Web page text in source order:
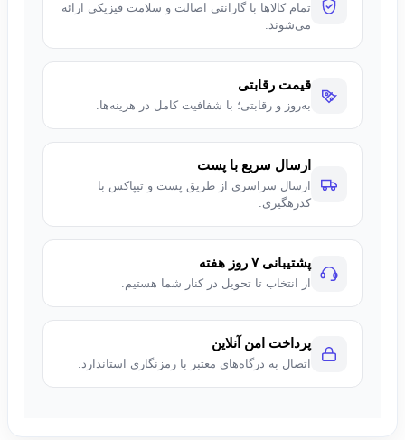
تمام کالاها با گارانتی اصالت و سلامت فیزیکی ارائه
می‌شوند.
قیمت رقابتی
به‌روز و رقابتی؛ با شفافیت کامل در هزینه‌ها.
ارسال سریع با پست
ارسال سراسری از طریق پست و تیپاکس با
کدرهگیری.
پشتیبانی ۷ روز هفته
از انتخاب تا تحویل در کنار شما هستیم.
پرداخت امن آنلاین
اتصال به درگاه‌های معتبر با رمزنگاری استاندارد.